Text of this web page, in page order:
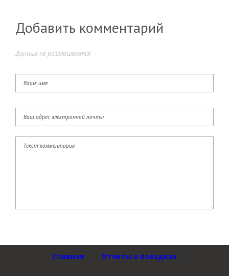
Добавить комментарий
Данные не разглашаются
Главная Отчеты о поездках